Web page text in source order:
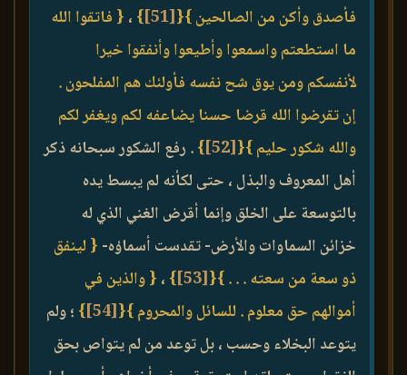
فأصدق وأكن من الصالحين }{
[51]
} ، { فاتقوا الله
ما استطعتم واسمعوا وأطيعوا وأنفقوا خيرا
لأنفسكم ومن يوق شح نفسه فأولئك هم المفلحون .
إن تقرضوا الله قرضا حسنا يضاعفه لكم ويغفر لكم
والله شكور حليم }{
[52]
}. رفع الشكور سبحانه ذكر
أهل المعروف والبذل ، حتى لكأنه لم يبسط يده
بالتوسعة على الخلق وإنما أقرض الغني الذي له
خزائن السماوات والأرض- تقدست أسماؤه- { لينفق
ذو سعة من سعته . . . }{
[53]
} ، { والذين في
أموالهم حق معلوم . للسائل والمحروم }{
[54]
} ؛ ولم
يتوعد البخلاء وحسب ، بل توعد من لم يتواص بحق